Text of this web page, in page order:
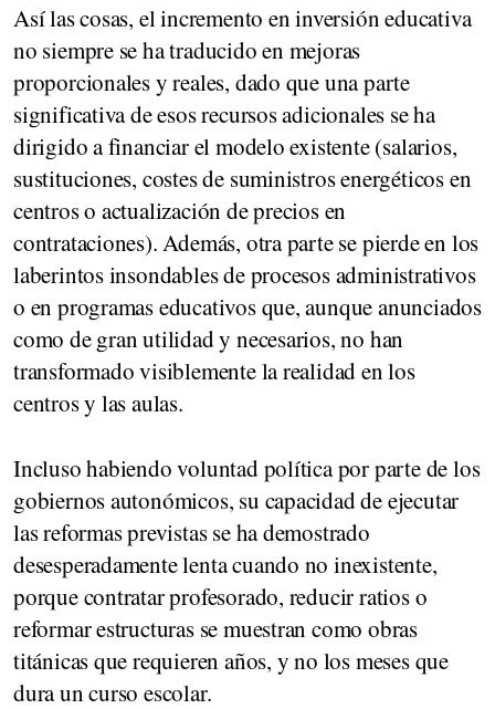
Así las cosas, el incremento en inversión educativa
no siempre se ha traducido en mejoras
proporcionales y reales, dado que una parte
significativa de esos recursos adicionales se ha
dirigido a financiar el modelo existente (salarios,
sustituciones, costes de suministros energéticos en
centros o actualización de precios en
contrataciones). Además, otra parte se pierde en los
laberintos insondables de procesos administrativos
o en programas educativos que, aunque anunciados
como de gran utilidad y necesarios, no han
transformado visiblemente la realidad en los
centros y las aulas.
Incluso habiendo voluntad política por parte de los
gobiernos autonómicos, su capacidad de ejecutar
las reformas previstas se ha demostrado
desesperadamente lenta cuando no inexistente,
porque contratar profesorado, reducir ratios o
reformar estructuras se muestran como obras
titánicas que requieren años, y no los meses que
dura un curso escolar.